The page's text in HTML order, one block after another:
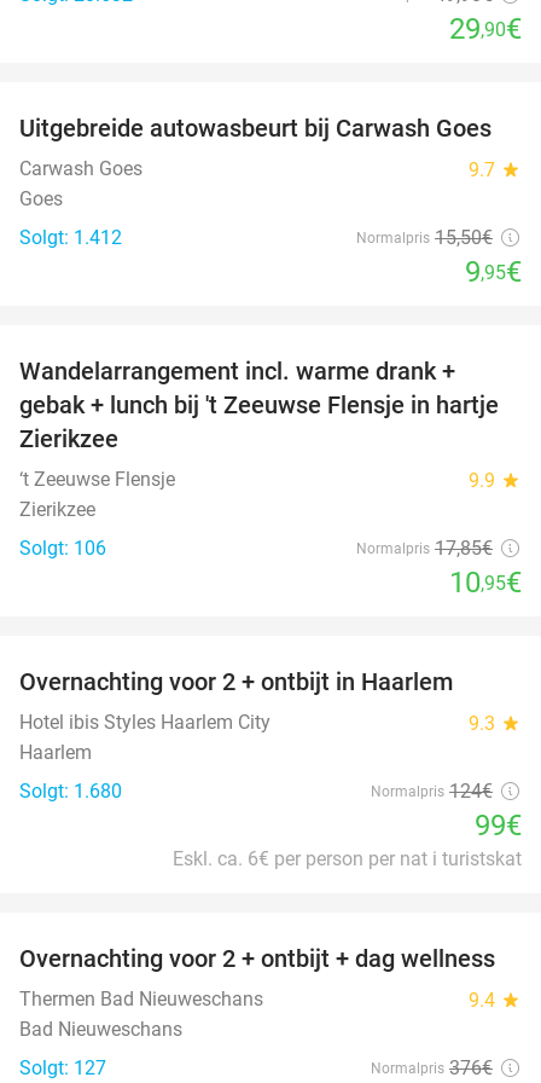
29,90€
36%
Uitgebreide autowasbeurt bij Carwash Goes
Carwash Goes 9.7 star
Goes
Solgt: 1.412
Normalpris 15,50€
9,95€
Wandelarrangement incl. warme drank +
gebak + lunch bij 't Zeeuwse Flensje in hartje
Zierikzee
‘t Zeeuwse Flensje 9.9 star
Zierikzee
Solgt: 106
Normalpris 17,85€
10,95€
Overnachting voor 2 + ontbijt in Haarlem
Hotel ibis Styles Haarlem City 9.3 star
Haarlem
Solgt: 1.680
Normalpris 124€
99€
Eskl. ca. 6€ per person per nat i turistskat
47%
Overnachting voor 2 + ontbijt + dag wellness
Thermen Bad Nieuweschans 9.4 star
Bad Nieuweschans
Solgt: 127
Normalpris 376€